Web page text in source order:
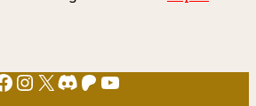
Instagram
X Discord
Patreon
YouTube